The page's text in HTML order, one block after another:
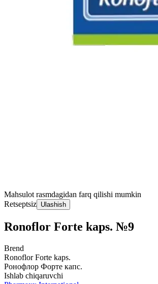
Mahsulot rasmdagidan farq qilishi mumkin
Retseptsiz Ulashish
Ronoflor Forte kaps. №9
Brend
Ronoflor Forte kaps.
Ронофлор Форте капс.
Ishlab chiqaruvchi